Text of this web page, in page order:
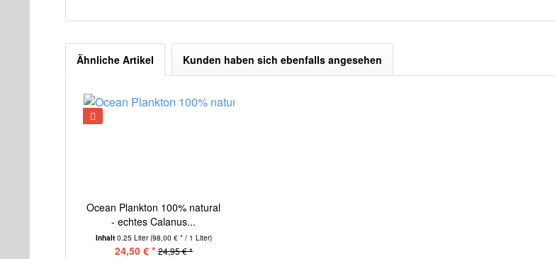
Ähnliche Artikel Kunden haben sich ebenfalls angesehen
Ocean Plankton 100% natural
- echtes Calanus...
Inhalt 0.25 Liter(98,00 € * / 1 Liter)
24,50 € * 24,95 € *